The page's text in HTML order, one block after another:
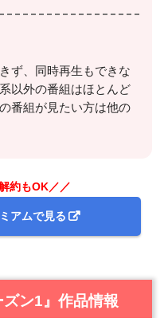
解約もOK／／
で見る
ず、同時再生もできな
以外の番組はほとんど
番組が見たい方は他の
約もOK／／
アムで見る
ズン1』作品情報